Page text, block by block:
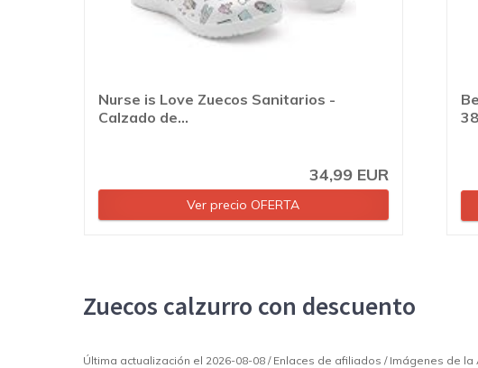
Nurse is Love Zuecos Sanitarios -
Calzado de...
34,99 EUR
Ver precio OFERTA
Zuecos calzurro con descuento
Última actualización el 2026-08-08 / Enlaces de afiliados / Imágenes de